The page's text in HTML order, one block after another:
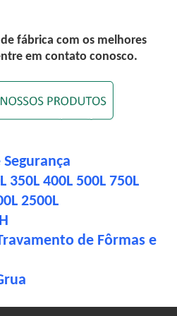
fábrica com os melhores
em contato conosco.
350L 400L 500L 750L
2500L
de Fôrmas e